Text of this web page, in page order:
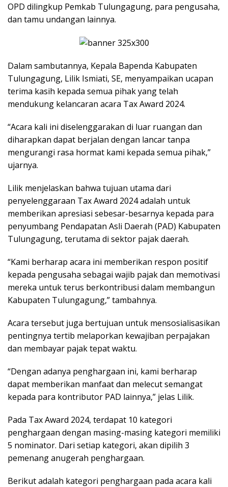
OPD dilingkup Pemkab Tulungagung, para pengusaha,
dan tamu undangan lainnya.
Dalam sambutannya, Kepala Bapenda Kabupaten
Tulungagung, Lilik Ismiati, SE, menyampaikan ucapan
terima kasih kepada semua pihak yang telah
mendukung kelancaran acara Tax Award 2024.
“Acara kali ini diselenggarakan di luar ruangan dan
diharapkan dapat berjalan dengan lancar tanpa
mengurangi rasa hormat kami kepada semua pihak,”
ujarnya.
Lilik menjelaskan bahwa tujuan utama dari
penyelenggaraan Tax Award 2024 adalah untuk
memberikan apresiasi sebesar-besarnya kepada para
penyumbang Pendapatan Asli Daerah (PAD) Kabupaten
Tulungagung, terutama di sektor pajak daerah.
“Kami berharap acara ini memberikan respon positif
kepada pengusaha sebagai wajib pajak dan memotivasi
mereka untuk terus berkontribusi dalam membangun
Kabupaten Tulungagung,” tambahnya.
Acara tersebut juga bertujuan untuk mensosialisasikan
pentingnya tertib melaporkan kewajiban perpajakan
dan membayar pajak tepat waktu.
“Dengan adanya penghargaan ini, kami berharap
dapat memberikan manfaat dan melecut semangat
kepada para kontributor PAD lainnya,” jelas Lilik.
Pada Tax Award 2024, terdapat 10 kategori
penghargaan dengan masing-masing kategori memiliki
5 nominator. Dari setiap kategori, akan dipilih 3
pemenang anugerah penghargaan.
Berikut adalah kategori penghargaan pada acara kali